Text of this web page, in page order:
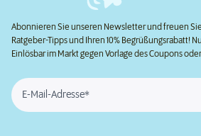
Abonnieren Sie unseren Newsletter und freuen
Ratgeber-Tipps und Ihren 10% Begrüßungsrabatt!
Einlösbar im Markt gegen Vorlage des Coupons
E-Mail-Adresse*